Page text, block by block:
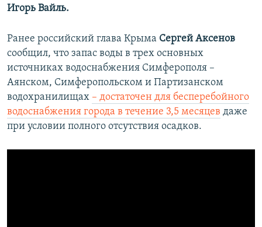
Игорь Вайль.
Ранее российский глава Крыма Сергей Аксенов
сообщил, что запас воды в трех основных
источниках водоснабжения Симферополя –
Аянском, Симферопольском и Партизанском
водохранилищах – достаточен для бесперебойного
водоснабжения города в течение 3,5 месяцев даже
при условии полного отсутствия осадков.